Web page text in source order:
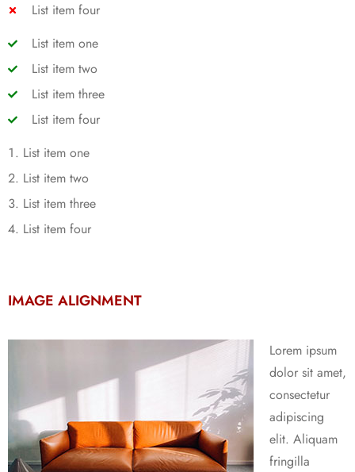
List item four
List item one
List item two
List item three
List item four
List item one
List item two
List item three
List item four
IMAGE ALIGNMENT
Lorem ipsum
dolor sit amet,
consectetur
adipiscing
elit. Aliquam
fringilla